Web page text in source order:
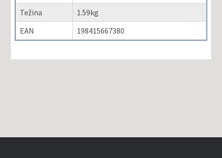
Težina
1.59kg
EAN
198415667380